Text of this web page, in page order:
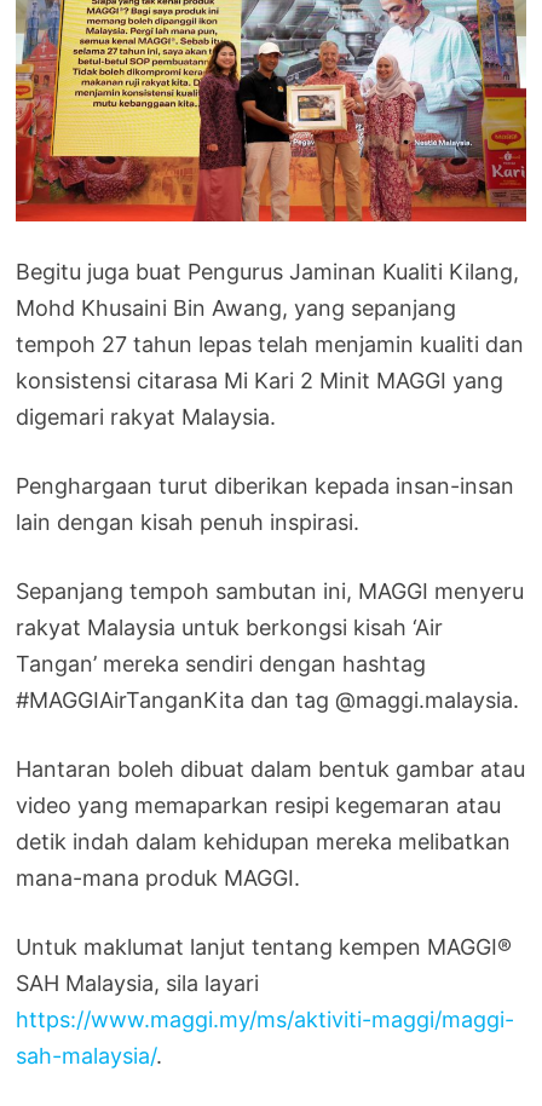
Begitu juga buat Pengurus Jaminan Kualiti Kilang,
Mohd Khusaini Bin Awang, yang sepanjang
tempoh 27 tahun lepas telah menjamin kualiti dan
konsistensi citarasa Mi Kari 2 Minit MAGGI yang
digemari rakyat Malaysia.
Penghargaan turut diberikan kepada insan-insan
lain dengan kisah penuh inspirasi.
Sepanjang tempoh sambutan ini, MAGGI menyeru
rakyat Malaysia untuk berkongsi kisah ‘Air
Tangan’ mereka sendiri dengan hashtag
#MAGGIAirTanganKita dan tag @maggi.malaysia.
Hantaran boleh dibuat dalam bentuk gambar atau
video yang memaparkan resipi kegemaran atau
detik indah dalam kehidupan mereka melibatkan
mana-mana produk MAGGI.
Untuk maklumat lanjut tentang kempen MAGGI®
SAH Malaysia, sila layari
https://www.maggi.my/ms/aktiviti-maggi/maggi-
sah-malaysia/.